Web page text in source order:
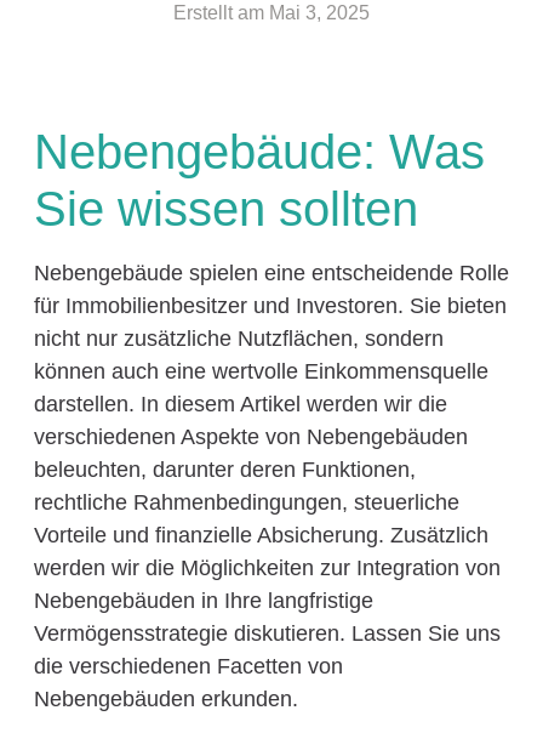
Erstellt am Mai 3, 2025
Nebengebäude: Was
Sie wissen sollten
Nebengebäude spielen eine entscheidende Rolle
für Immobilienbesitzer und Investoren. Sie bieten
nicht nur zusätzliche Nutzflächen, sondern
können auch eine wertvolle Einkommensquelle
darstellen. In diesem Artikel werden wir die
verschiedenen Aspekte von Nebengebäuden
beleuchten, darunter deren Funktionen,
rechtliche Rahmenbedingungen, steuerliche
Vorteile und finanzielle Absicherung. Zusätzlich
werden wir die Möglichkeiten zur Integration von
Nebengebäuden in Ihre langfristige
Vermögensstrategie diskutieren. Lassen Sie uns
die verschiedenen Facetten von
Nebengebäuden erkunden.